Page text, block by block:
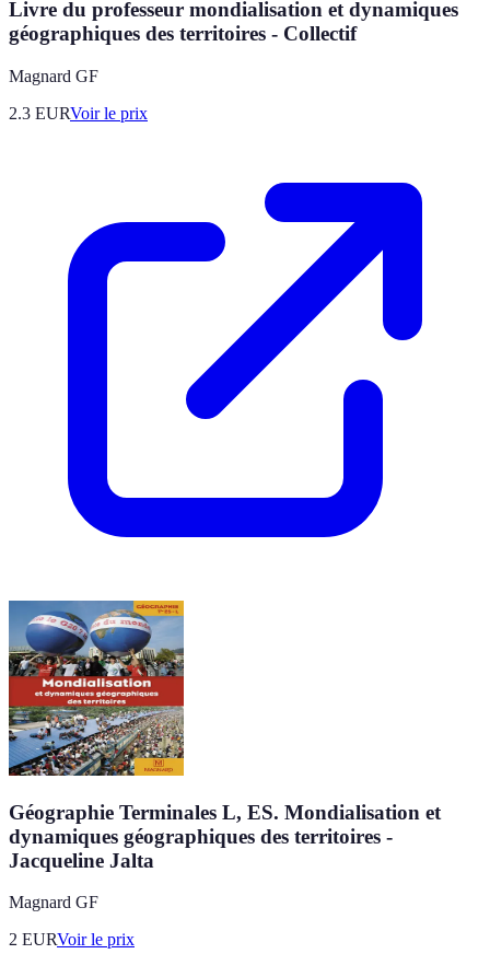
Livre du professeur mondialisation et dynamiques
géographiques des territoires - Collectif
Magnard GF
2.3 EURVoir le prix
Géographie Terminales L, ES. Mondialisation et
dynamiques géographiques des territoires -
Jacqueline Jalta
Magnard GF
2 EURVoir le prix